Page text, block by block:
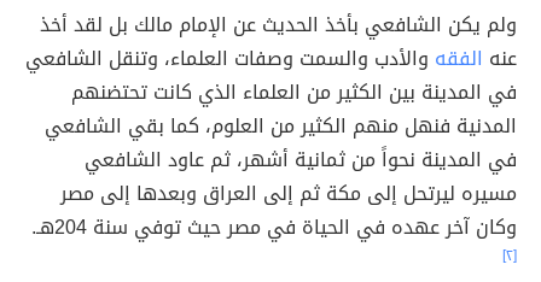
ولم يكن الشافعي بأخذ الحديث عن الإمام مالك بل لقد أخذ
عنه الفقه والأدب والسمت وصفات العلماء، وتنقل الشافعي
في المدينة بين الكثير من العلماء الذي كانت تحتضنهم
المدنية فنهل منهم الكثير من العلوم، كما بقي الشافعي
في المدينة نحواً من ثمانية أشهر، ثم عاود الشافعي
مسيره ليرتحل إلى مكة ثم إلى العراق وبعدها إلى مصر
وكان آخر عهده في الحياة في مصر حيث توفي سنة 204هـ.
[٢]